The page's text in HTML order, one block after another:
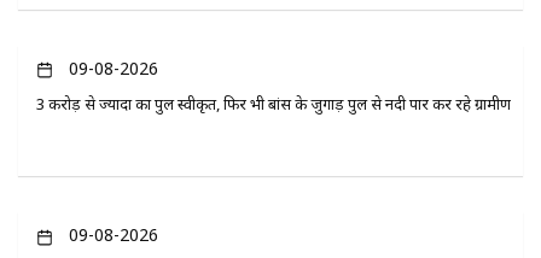
09-08-2026
3 करोड़ से ज्यादा का पुल स्वीकृत, फिर भी बांस के जुगाड़ पुल से नदी पार कर रहे ग्रामीण
09-08-2026